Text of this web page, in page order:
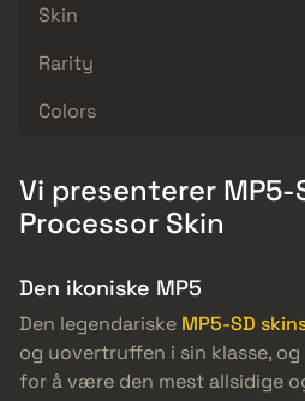
Skin
Rarity
Colors
Vi presenterer MP5-
Processor Skin
Den ikoniske MP5
Den legendariske MP5-SD
og uovertruffen i sin klasse,
for å være den mest allsidige